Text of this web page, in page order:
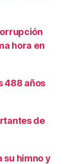
hora en
488 años
de
su himno y